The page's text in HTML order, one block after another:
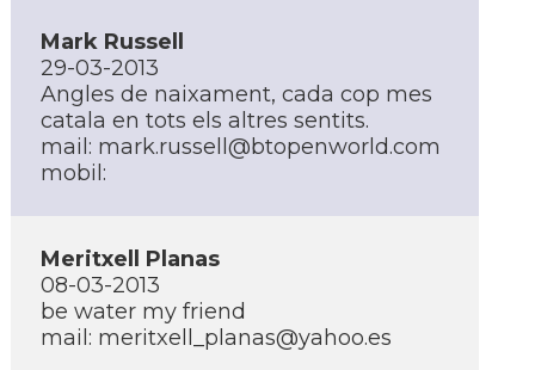
Mark Russell
29-03-2013
Angles de naixament, cada cop mes
catala en tots els altres sentits.
mail: mark.russell@btopenworld.com
mobil:
Meritxell Planas
08-03-2013
be water my friend
mail: meritxell_planas@yahoo.es